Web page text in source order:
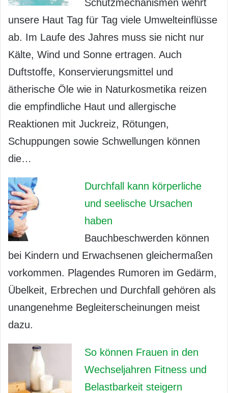
Schutzmechanismen wehrt
unsere Haut Tag für Tag viele Umwelteinflüsse
ab. Im Laufe des Jahres muss sie nicht nur
Kälte, Wind und Sonne ertragen. Auch
Duftstoffe, Konservierungsmittel und
ätherische Öle wie in Naturkosmetika reizen
die empfindliche Haut und allergische
Reaktionen mit Juckreiz, Rötungen,
Schuppungen sowie Schwellungen können
die…
Durchfall kann körperliche
und seelische Ursachen
haben
Bauchbeschwerden können
bei Kindern und Erwachsenen gleichermaßen
vorkommen. Plagendes Rumoren im Gedärm,
Übelkeit, Erbrechen und Durchfall gehören als
unangenehme Begleiterscheinungen meist
dazu.
So können Frauen in den
Wechseljahren Fitness und
Belastbarkeit steigern